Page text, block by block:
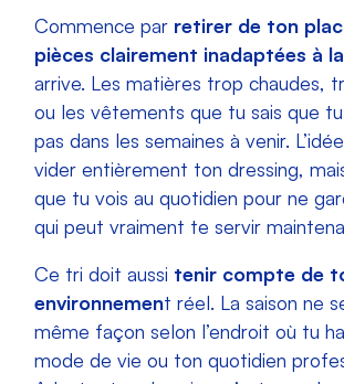
Commence par retirer de ton
pièces clairement inadaptées à
arrive. Les matières trop chaudes,
ou les vêtements que tu sais que
pas dans les semaines à venir.
vider entièrement ton dressing,
que tu vois au quotidien pour ne
qui peut vraiment te servir
Ce tri doit aussi tenir compte de
environnement réel. La saison ne
même façon selon l’endroit où tu
mode de vie ou ton quotidien